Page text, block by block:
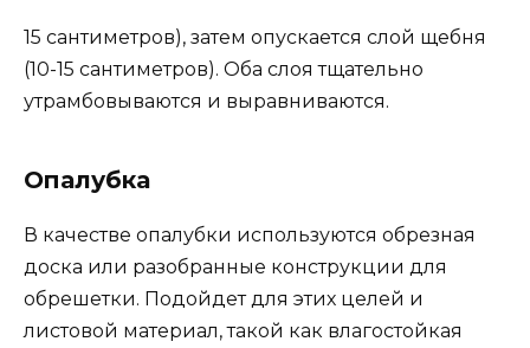
15 сантиметров), затем опускается слой щебня
(10-15 сантиметров). Оба слоя тщательно
утрамбовываются и выравниваются.
Опалубка
В качестве опалубки используются обрезная
доска или разобранные конструкции для
обрешетки. Подойдет для этих целей и
листовой материал, такой как влагостойкая